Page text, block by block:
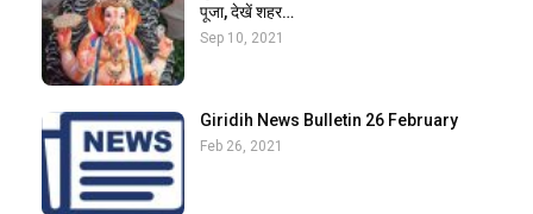
पूजा, देखें शहर…
Sep 10, 2021
Giridih News Bulletin 26 February
Feb 26, 2021